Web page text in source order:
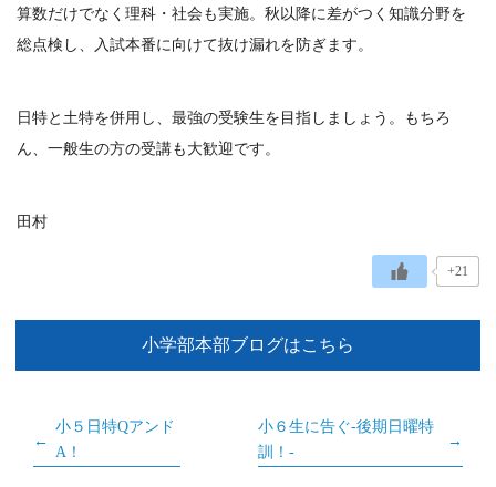
算数だけでなく理科・社会も実施。秋以降に差がつく知識分野を
総点検し、入試本番に向けて抜け漏れを防ぎます。
日特と土特を併用し、最強の受験生を目指しましょう。もちろ
ん、一般生の方の受講も大歓迎です。
田村
+21
小学部本部ブログはこちら
小５日特Qアンド
A！
小６生に告ぐ-後期日曜特
訓！-